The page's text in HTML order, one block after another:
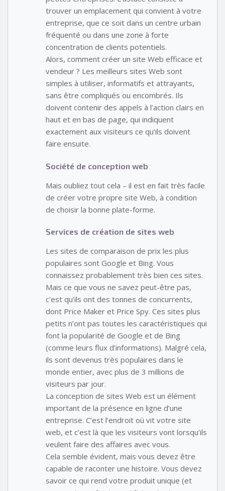
trouver un emplacement qui convient à votre
entreprise, que ce soit dans un centre urbain
fréquenté ou dans une zone à forte
concentration de clients potentiels.
Alors, comment créer un site Web efficace et
vendeur ? Les meilleurs sites Web sont
simples à utiliser, informatifs et attrayants,
sans être compliqués ou encombrés. Ils
doivent contenir des appels à l’action clairs en
haut et en bas de page, qui indiquent
exactement aux visiteurs ce qu’ils doivent
faire ensuite.
Société de conception web
Mais oubliez tout cela – il est en fait très facile
de créer votre propre site Web, à condition
de choisir la bonne plate-forme.
Services de création de sites web
Les sites de comparaison de prix les plus
populaires sont Google et Bing. Vous
connaissez probablement très bien ces sites.
Mais ce que vous ne savez peut-être pas,
c’est qu’ils ont des tonnes de concurrents,
dont Price Maker et Price Spy. Ces sites plus
petits n’ont pas toutes les caractéristiques qui
font la popularité de Google et de Bing
(comme leurs flux d’informations). Malgré cela,
ils sont devenus très populaires dans le
monde entier, avec plus de 3 millions de
visiteurs par jour.
La conception de sites Web est un élément
important de la présence en ligne d’une
entreprise. C’est l’endroit où vit votre site
web, et c’est là que les visiteurs vont lorsqu’ils
veulent faire des affaires avec vous.
Cela semble évident, mais vous devez être
capable de raconter une histoire. Vous devez
savoir ce qui rend votre produit unique (et